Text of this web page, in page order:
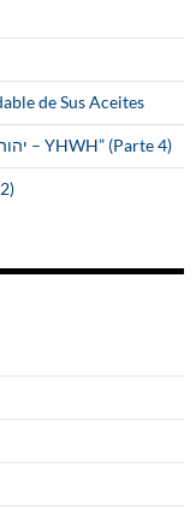
de Sus Aceites
YAHWÉH es la Correcta Pronunciación de “יהוה – YHWH” (Parte 4)